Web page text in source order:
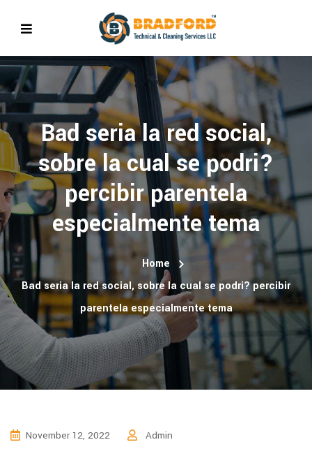
Bad seri­a la red social,
sobre la cual se podri?
percibir parentela
especialmente tema
Home
Bad seri­a la red social, sobre la cual se podri? percibir
parentela especialmente tema
November 12, 2022 Admin